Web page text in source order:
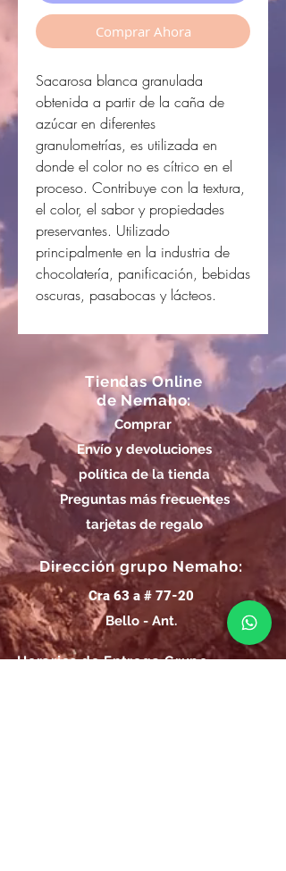
Comprar Ahora
Sacarosa blanca granulada
obtenida a partir de la caña de
azúcar en diferentes
granulometrías, es utilizada en
donde el color no es cítrico en el
proceso. Contribuye con la textura,
el color, el sabor y propiedades
preservantes. Utilizado
principalmente en la industria de
chocolatería, panificación, bebidas
oscuras, pasabocas y lácteos.
Tiendas Online
de Nemaho:
Comprar
Envío y devoluciones
política de la tienda
Preguntas más frecuentes
tarjetas de regalo
Dirección grupo Nemaho:
Cra 63 a # 77-20
Bello - Ant.
Horarios de Entrega Grupo